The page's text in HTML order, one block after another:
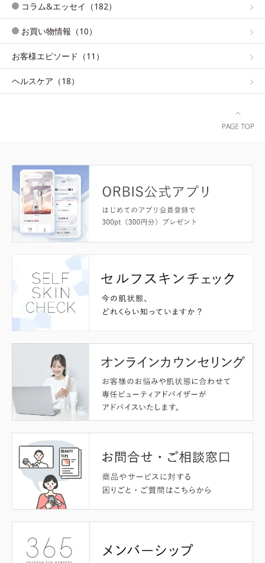
コラム&エッセイ（182）
お買い物情報（10）
お客様エピソード（11）
ヘルスケア（18）